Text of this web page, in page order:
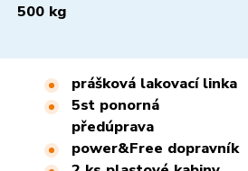
500 kg
prášková lakovací linka
5st ponorná
předúprava
power&Free dopravník